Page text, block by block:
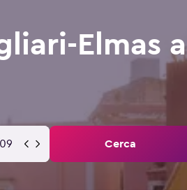
Elmas a
Cerca